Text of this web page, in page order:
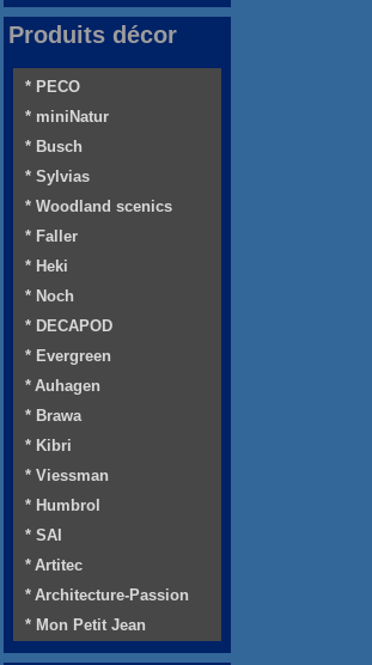
Produits décor
* PECO
* miniNatur
* Busch
* Sylvias
* Woodland scenics
* Faller
* Heki
* Noch
* DECAPOD
* Evergreen
* Auhagen
* Brawa
* Kibri
* Viessman
* Humbrol
* SAI
* Artitec
* Architecture-Passion
* Mon Petit Jean